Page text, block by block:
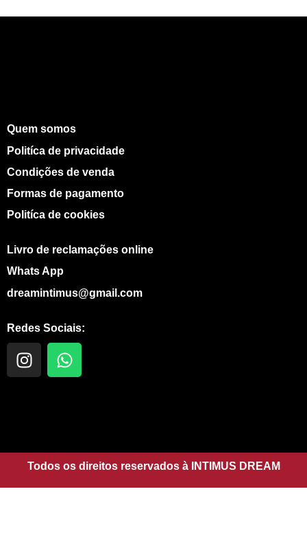
Quem somos
Politíca de privacidade
Condições de venda
Formas de pagamento
Politíca de cookies
Livro de reclamações online
Whats App
dreamintimus@gmail.com
Redes Sociais:
I
n
r
a
m
W
h
p
p
Todos os direitos reservados à INTIMUS DREAM